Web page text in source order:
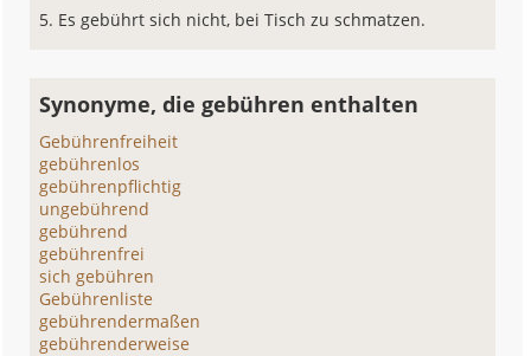
Es gebührt sich nicht, bei Tisch zu schmatzen.
Synonyme, die gebühren enthalten
Gebührenfreiheit
gebührenlos
gebührenpflichtig
ungebührend
gebührend
gebührenfrei
sich gebühren
Gebührenliste
gebührendermaßen
gebührenderweise